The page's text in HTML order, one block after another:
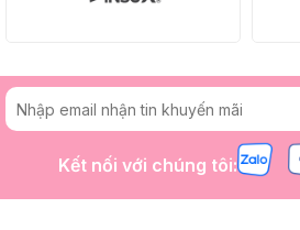
Kết nối với chúng tôi: